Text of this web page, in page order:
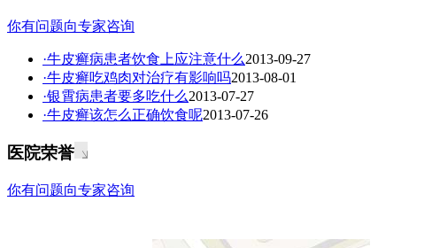
你有问题向专家咨询
·牛皮癣病患者饮食上应注意什么2013-09-27
·牛皮癣吃鸡肉对治疗有影响吗2013-08-01
·银霄病患者要多吃什么2013-07-27
·牛皮癣该怎么正确饮食呢2013-07-26
医院荣誉
你有问题向专家咨询